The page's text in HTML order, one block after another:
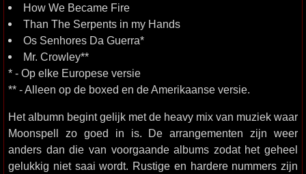
How We Became Fire
Than The Serpents in my Hands
Os Senhores Da Guerra*
Mr. Crowley**
* - Op elke Europese versie
** - Alleen op de boxed en de Amerikaanse versie.
Het albumn begint gelijk met de heavy mix van muziek waar
Moonspell zo goed in is. De arrangementen zijn weer
anders dan die van voorgaande albums zodat het geheel
gelukkig niet saai wordt. Rustige en hardere nummers zijn